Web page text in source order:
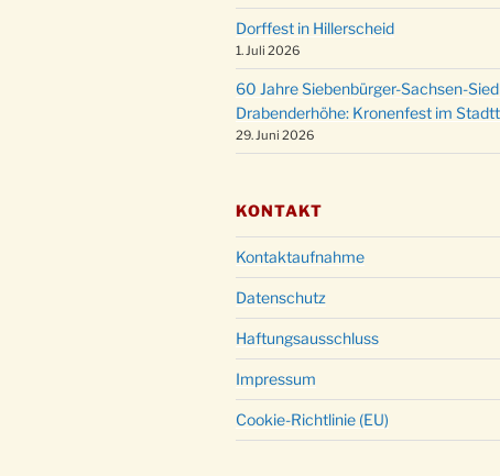
Dorffest in Hillerscheid
1. Juli 2026
60 Jahre Siebenbürger-Sachsen-
Drabenderhöhe: Kronenfest im
29. Juni 2026
KONTAKT
Kontaktaufnahme
Datenschutz
Haftungsausschluss
Impressum
Cookie-Richtlinie (EU)